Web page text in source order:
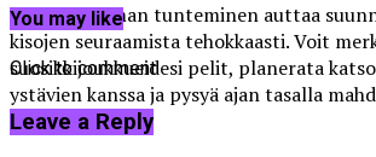
Otteluohjelman tunteminen auttaa
kisojen seuraamista tehokkaasti. Voit
suosikkijoukkueidesi pelit, planerata
ystävien kanssa ja pysyä ajan tasalla
muutoksista.
You may like
Click to comment
Leave a Reply